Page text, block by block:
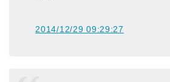
2014/12/29 09:29:27